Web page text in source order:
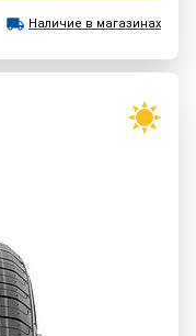
Наличие в магазинах